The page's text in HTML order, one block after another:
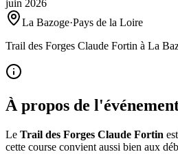
juin 2026
La Bazoge·Pays de la Loire
Trail des Forges Claude Fortin à La
À propos de
Le Trail des Forges Claude Fortin
cette course convient aussi bien aux